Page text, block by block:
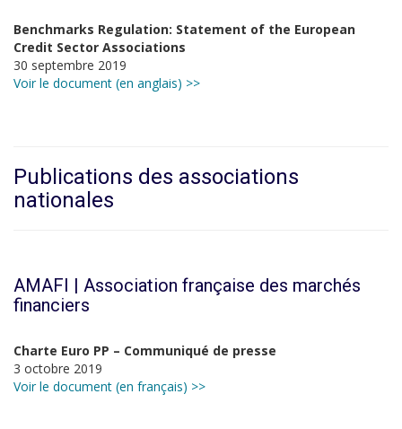
Benchmarks Regulation: Statement of the European
Credit Sector Associations
30 septembre 2019
Voir le document (en anglais) >>
Publications des associations
nationales
AMAFI | Association française des marchés
financiers
Charte Euro PP – Communiqué de presse
3 octobre 2019
Voir le document (en français) >>